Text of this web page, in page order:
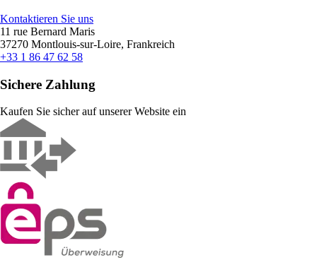
Kontaktieren Sie uns
11 rue Bernard Maris
37270 Montlouis-sur-Loire, Frankreich
+33 1 86 47 62 58
Sichere Zahlung
Kaufen Sie sicher auf unserer Website ein